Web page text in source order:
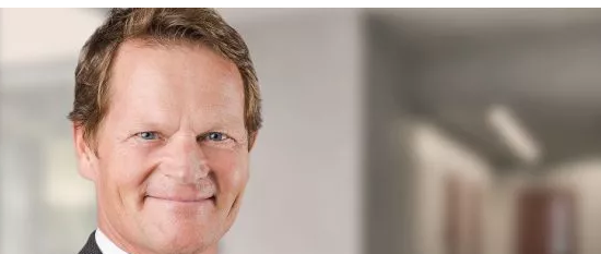
KOORDINATIONSSTELLE
FÜR
ZIRKULÄRES